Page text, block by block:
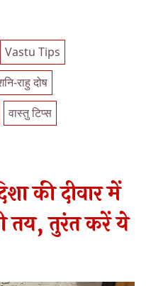
Vastu Tips
राहु दोष
वास्तु टिप्स
की दीवार में
तय, तुरंत करें ये